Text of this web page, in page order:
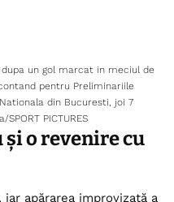
un gol marcat in meciul de
pentru Preliminariile
din Bucuresti, joi 7
PICTURES
o revenire cu
apărarea improvizată a